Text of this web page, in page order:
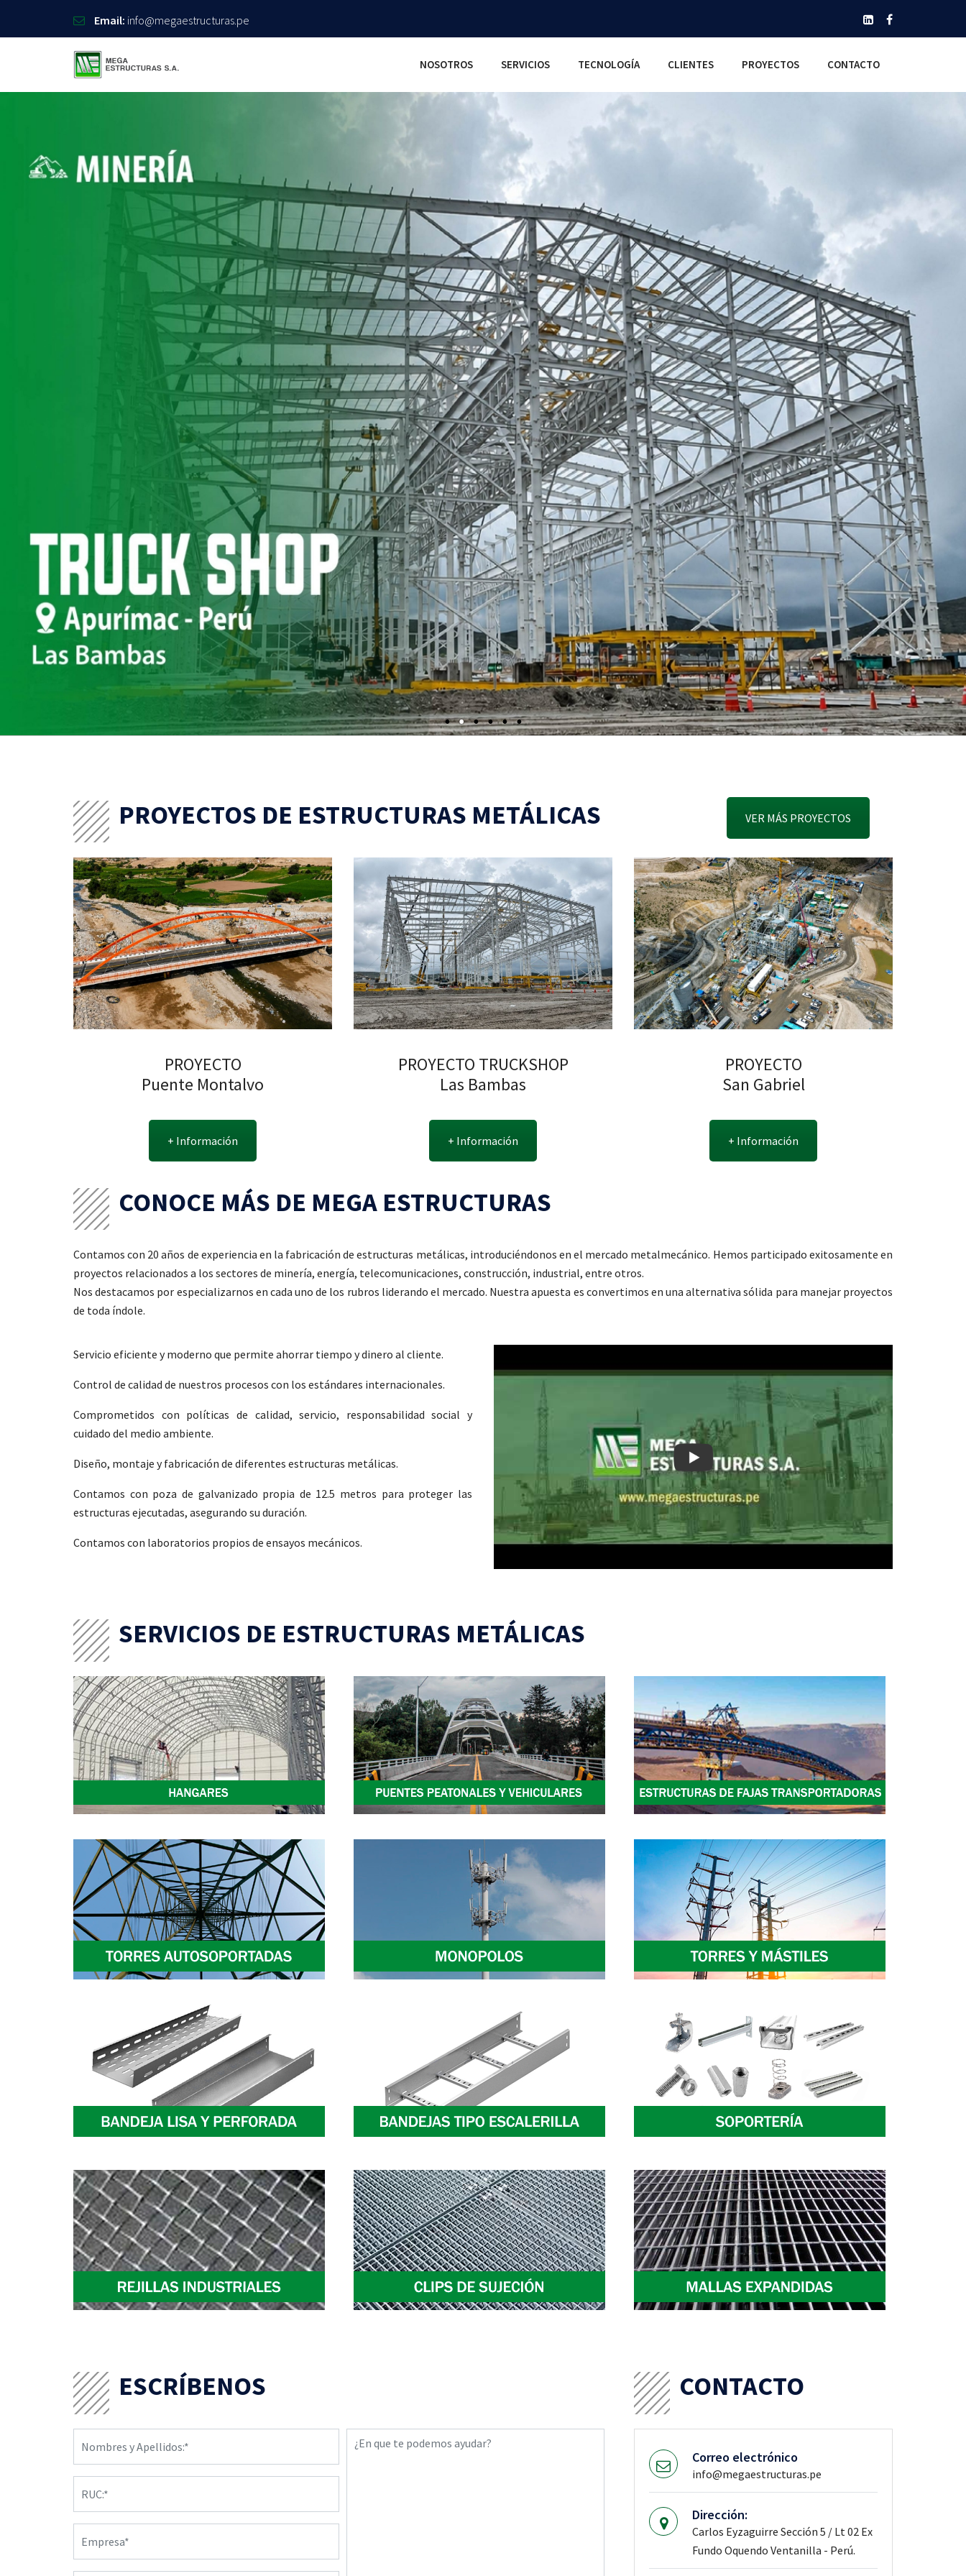
Email: info@megaestructuras.pe
NOSOTROS SERVICIOS TECNOLOGÍA CLIENTES PROYECTOS CONTACTO
PROYECTOS DE ESTRUCTURAS METÁLICAS VER MÁS PROYECTOS
PROYECTO
Puente Montalvo
+ Información
PROYECTO TRUCKSHOP
Las Bambas
+ Información
PROYECTO
San Gabriel
+ Información
CONOCE MÁS DE MEGA ESTRUCTURAS
Contamos con 20 años de experiencia en la fabricación de estructuras metálicas, introduciéndonos en el mercado metalmecánico. Hemos participado exitosamente en
proyectos relacionados a los sectores de minería, energía, telecomunicaciones, construcción, industrial, entre otros.
Nos destacamos por especializarnos en cada uno de los rubros liderando el mercado. Nuestra apuesta es convertimos en una alternativa sólida para manejar proyectos
de toda índole.
Servicio eficiente y moderno que permite ahorrar tiempo y dinero al cliente.
Control de calidad de nuestros procesos con los estándares internacionales.
Comprometidos con políticas de calidad, servicio, responsabilidad social y
cuidado del medio ambiente.
Diseño, montaje y fabricación de diferentes estructuras metálicas.
Contamos con poza de galvanizado propia de 12.5 metros para proteger las
estructuras ejecutadas, asegurando su duración.
Contamos con laboratorios propios de ensayos mecánicos.
SERVICIOS DE ESTRUCTURAS METÁLICAS
ESCRÍBENOS CONTACTO
Correo electrónico
info@megaestructuras.pe
Dirección:
Carlos Eyzaguirre Sección 5 / Lt 02 Ex
Fundo Oquendo Ventanilla - Perú.